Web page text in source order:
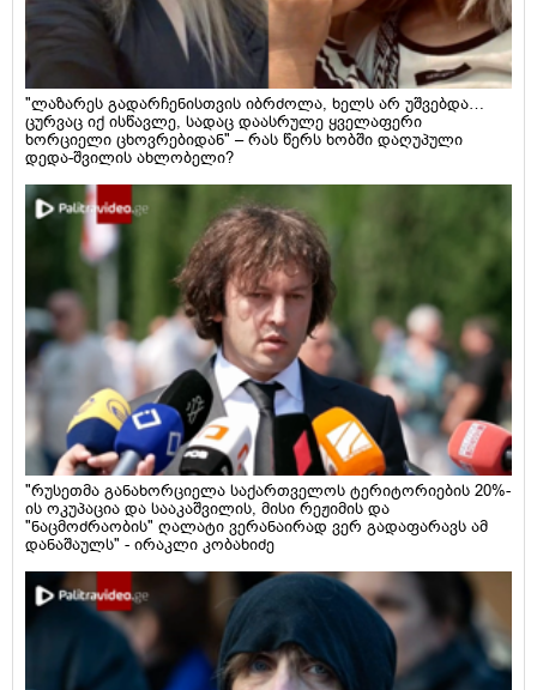
"ლაზარეს გადარჩენისთვის იბრძოლა, ხელს არ უშვებდა…
ცურვაც იქ ისწავლე, სადაც დაასრულე ყველაფერი
ხორციელი ცხოვრებიდან" – რას წერს ხობში დაღუპული
დედა-შვილის ახლობელი?
"რუსეთმა განახორციელა საქართველოს ტერიტორიების 20%-
ის ოკუპაცია და სააკაშვილის, მისი რეჟიმის და
"ნაცმოძრაობის" ღალატი ვერანაირად ვერ გადაფარავს ამ
დანაშაულს" - ირაკლი კობახიძე